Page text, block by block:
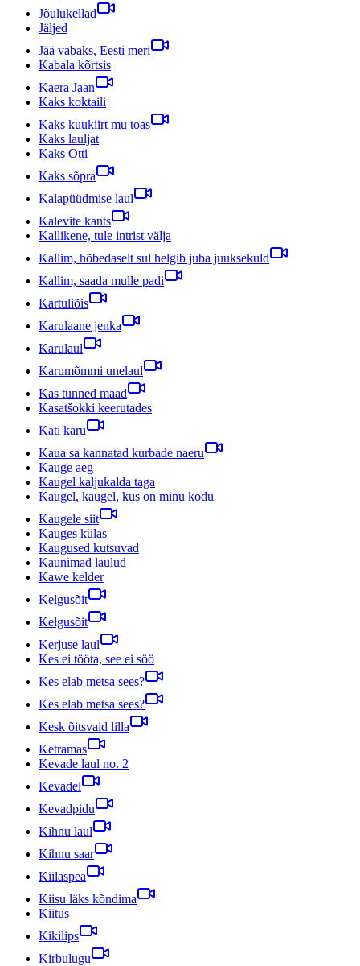
Jõulukellad
Jäljed
Jää vabaks, Eesti meri
Kabala kõrtsis
Kaera Jaan
Kaks koktaili
Kaks kuukiirt mu toas
Kaks lauljat
Kaks Otti
Kaks sõpra
Kalapüüdmise laul
Kalevite kants
Kallikene, tule intrist välja
Kallim, hõbedaselt sul helgib juba juuksekuld
Kallim, saada mulle padi
Kartuliõis
Karulaane jenka
Karulaul
Karumõmmi unelaul
Kas tunned maad
Kasatšokki keerutades
Kati karu
Kaua sa kannatad kurbade naeru
Kauge aeg
Kaugel kaljukalda taga
Kaugel, kaugel, kus on minu kodu
Kaugele siit
Kauges külas
Kaugused kutsuvad
Kaunimad laulud
Kawe kelder
Kelgusõit
Kelgusõit
Kerjuse laul
Kes ei tööta, see ei söö
Kes elab metsa sees?
Kes elab metsa sees?
Kesk õitsvaid lilla
Ketramas
Kevade laul no. 2
Kevadel
Kevadpidu
Kihnu laul
Kihnu saar
Kiilaspea
Kiisu läks kõndima
Kiitus
Kikilips
Kirbulugu